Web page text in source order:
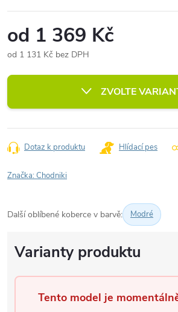
od 1 369 Kč
od 1 131 Kč bez DPH
cena:
ZVOLTE
Dotaz k produktu Hlídací pes
Značka:Chodniki
Další oblíbené koberce v barvě: Modré
Tento model je